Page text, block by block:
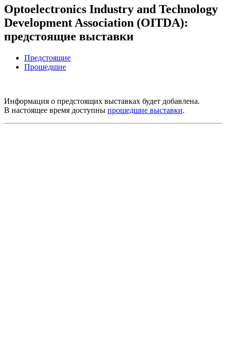
Optoelectronics Industry and Technology
Development Association (OITDA):
предстоящие выставки
Предстоящие
Прошедшие
Информация о предстоящих выставках будет добавлена.
В настоящее время доступны прошедшие выставки.